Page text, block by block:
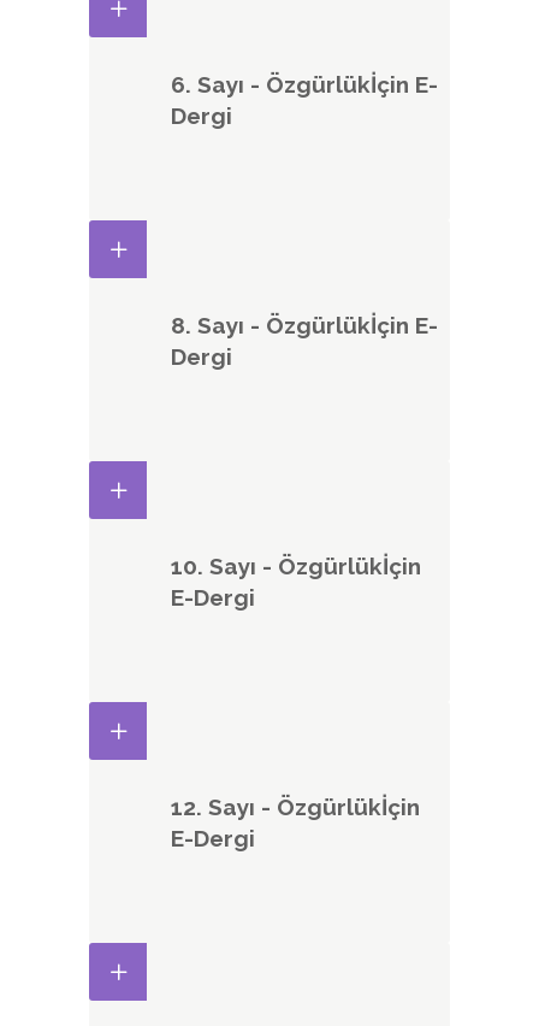
6. Sayı - Özgürlükİçin E-
Dergi
8. Sayı - Özgürlükİçin E-
Dergi
10. Sayı - Özgürlükİçin
E-Dergi
12. Sayı - Özgürlükİçin
E-Dergi